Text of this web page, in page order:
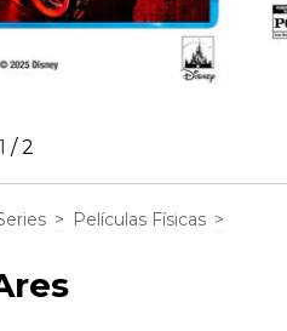
1 /2
> Películas Físicas >